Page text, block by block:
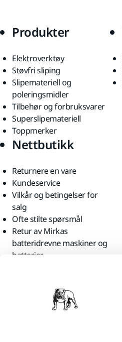
Produkter
Elektroverktøy
Støvfri sliping
Slipemateriell og
poleringsmidler
Tilbehør og forbruksvarer
Superslipemateriell
Toppmerker
Nettbutikk
Returnere en vare
Kundeservice
Vilkår og betingelser for
salg
Ofte stilte spørsmål
Retur av Mirkas
batteridrevne maskiner og
batterier